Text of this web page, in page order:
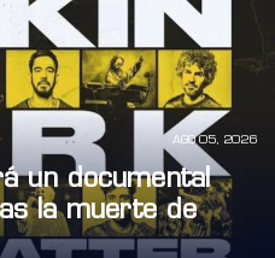
AGO 05, 2026
un documental
la muerte de